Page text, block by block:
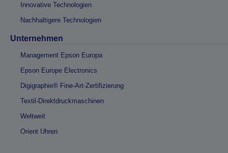
Innovative Technologien
Nachhaltigere Technologien
Unternehmen
Management Epson Europa
Epson Europe Electronics
Digigraphie® Fine-Art-Zertifizierung
Textil-Direktdruckmaschinen
Weltweit
Orient Uhren